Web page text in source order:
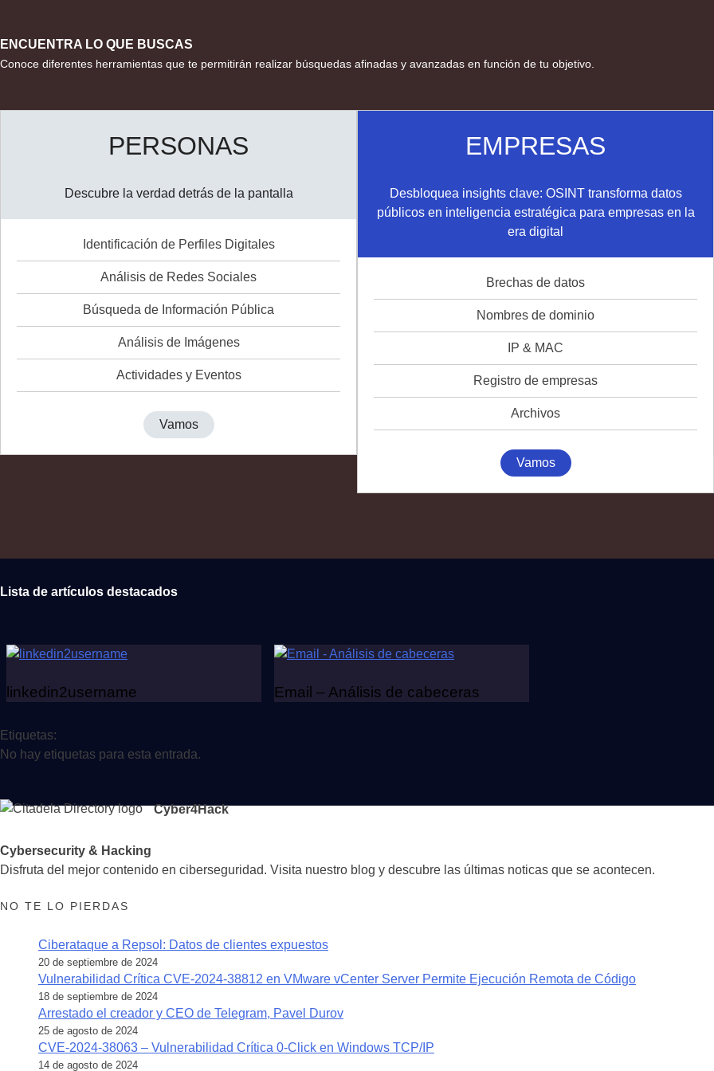
ENCUENTRA LO QUE BUSCAS
Conoce diferentes herramientas que te permitirán realizar búsquedas afinadas y avanzadas en función de tu objetivo.
PERSONAS
Descubre la verdad detrás de la pantalla
Identificación de Perfiles Digitales
Análisis de Redes Sociales
Búsqueda de Información Pública
Análisis de Imágenes
Actividades y Eventos
Vamos
EMPRESAS
Desbloquea insights clave: OSINT transforma datos
públicos en inteligencia estratégica para empresas en la
era digital
Brechas de datos
Nombres de dominio
IP & MAC
Registro de empresas
Archivos
Vamos
Lista de artículos destacados
linkedin2username Email – Análisis de cabeceras
Etiquetas:
No hay etiquetas para esta entrada.
Cyber4Hack
Cybersecurity & Hacking
Disfruta del mejor contenido en ciberseguridad. Visita nuestro blog y descubre las últimas noticas que se acontecen.
NO TE LO PIERDAS
Ciberataque a Repsol: Datos de clientes expuestos
20 de septiembre de 2024
Vulnerabilidad Crítica CVE-2024-38812 en VMware vCenter Server Permite Ejecución Remota de Código
18 de septiembre de 2024
Arrestado el creador y CEO de Telegram, Pavel Durov
25 de agosto de 2024
CVE-2024-38063 – Vulnerabilidad Crítica 0-Click en Windows TCP/IP
14 de agosto de 2024